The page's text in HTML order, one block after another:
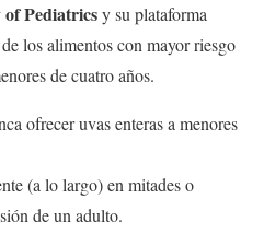
Pediatricsy su plataforma
los alimentos con mayor riesgo
de cuatro años.
ofrecer uvas enteras a menores
(a lo largo) en mitades o
de un adulto.